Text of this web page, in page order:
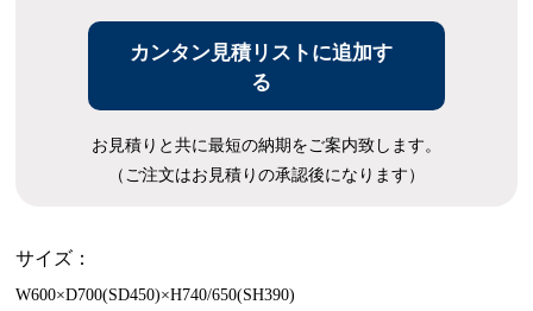
カンタン見積リストに追加す
る
お見積りと共に最短の納期をご案内致します。
（ご注文はお見積りの承認後になります）
サイズ：
W600×D700(SD450)×H740/650(SH390)